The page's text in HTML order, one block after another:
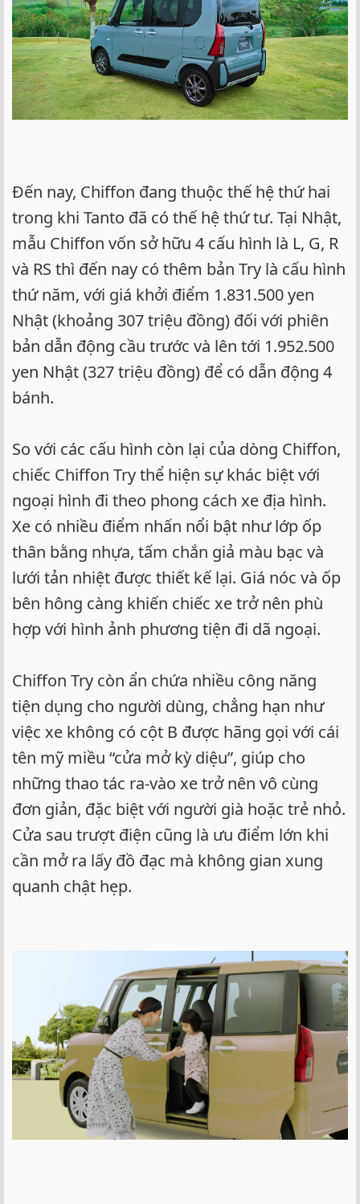
Đến nay, Chiffon đang thuộc thế hệ thứ hai
trong khi Tanto đã có thế hệ thứ tư. Tại Nhật,
mẫu Chiffon vốn sở hữu 4 cấu hình là L, G, R
và RS thì đến nay có thêm bản Try là cấu hình
thứ năm, với giá khởi điểm 1.831.500 yen
Nhật (khoảng 307 triệu đồng) đối với phiên
bản dẫn động cầu trước và lên tới 1.952.500
yen Nhật (327 triệu đồng) để có dẫn động 4
bánh.
So với các cấu hình còn lại của dòng Chiffon,
chiếc Chiffon Try thể hiện sự khác biệt với
ngoại hình đi theo phong cách xe địa hình.
Xe có nhiều điểm nhấn nổi bật như lớp ốp
thân bằng nhựa, tấm chắn giả màu bạc và
lưới tản nhiệt được thiết kế lại. Giá nóc và ốp
bên hông càng khiến chiếc xe trở nên phù
hợp với hình ảnh phương tiện đi dã ngoại.
Chiffon Try còn ẩn chứa nhiều công năng
tiện dụng cho người dùng, chẳng hạn như
việc xe không có cột B được hãng gọi với cái
tên mỹ miều “cửa mở kỳ diệu”, giúp cho
những thao tác ra-vào xe trở nên vô cùng
đơn giản, đặc biệt với người già hoặc trẻ nhỏ.
Cửa sau trượt điện cũng là ưu điểm lớn khi
cần mở ra lấy đồ đạc mà không gian xung
quanh chật hẹp.